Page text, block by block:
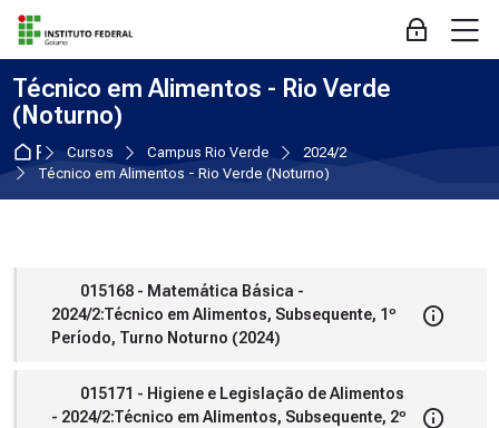
Skip to navigation
Skip to login form
Ir para o conteúdo principal
Skip to accessibility options
Skip to footer
Skip accessibility options
Acessar
Técnico em Alimentos - Rio Verde
(Noturno)
Página inicial
Cursos Campus Rio Verde
2024/2
Técnico em Alimentos - Rio Verde (Noturno)
015168 - Matemática Básica -
2024/2:Técnico em Alimentos, Subsequente, 1º
Período, Turno Noturno (2024)
015171 - Higiene e Legislação de Alimentos
- 2024/2:Técnico em Alimentos, Subsequente, 2º